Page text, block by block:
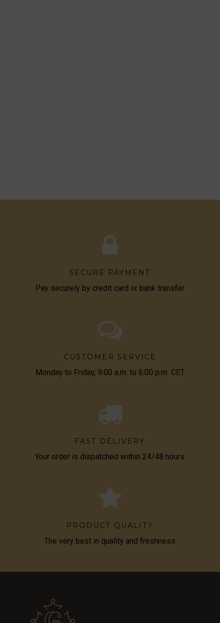
SECURE PAYMENT
Pay securely by credit card or bank transfer
CUSTOMER SERVICE
Monday to Friday, 9:00 a.m. to 6:00 p.m. CET
FAST DELIVERY
Your order is dispatched within 24/48 hours
PRODUCT QUALITY
The very best in quality and freshness